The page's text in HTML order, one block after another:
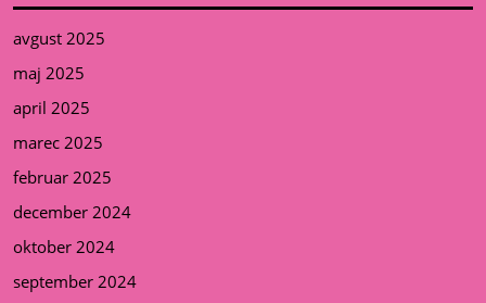
avgust 2025
maj 2025
april 2025
marec 2025
februar 2025
december 2024
oktober 2024
september 2024